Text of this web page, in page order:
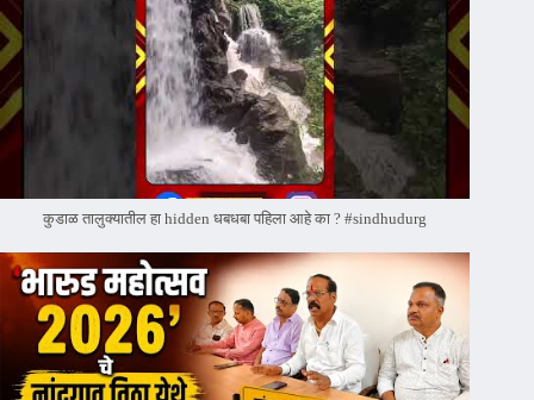
कुडाळ तालुक्यातील हा hidden धबधबा पहिला आहे का ? #sindhudurg